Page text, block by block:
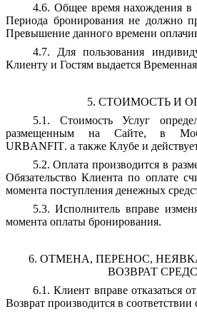
4.6. Общее время нахождения в
Периода бронирования не должно
Превышение данного времени
4.7. Для пользования
Клиенту и Гостям выдается
5. СТОИМОСТЬ И
5.1. Стоимость Услуг
размещенным на Сайте, в
URBANFIT. а также Клубе и
5.2. Оплата производится в
Обязательство Клиента по оплате
момента поступления денежных
5.3. Исполнитель вправе
момента оплаты бронирования.
6. ОТМЕНА, ПЕРЕНОС,
ВОЗВРАТ
6.1. Клиент вправе отказаться
Возврат производится в